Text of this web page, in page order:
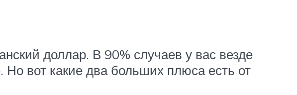
доллар. В 90% случаев у вас везде
вот какие два больших плюса есть от